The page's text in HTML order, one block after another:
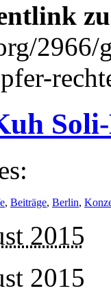
2966/
, Beiträge, Berlin,
2015
2015